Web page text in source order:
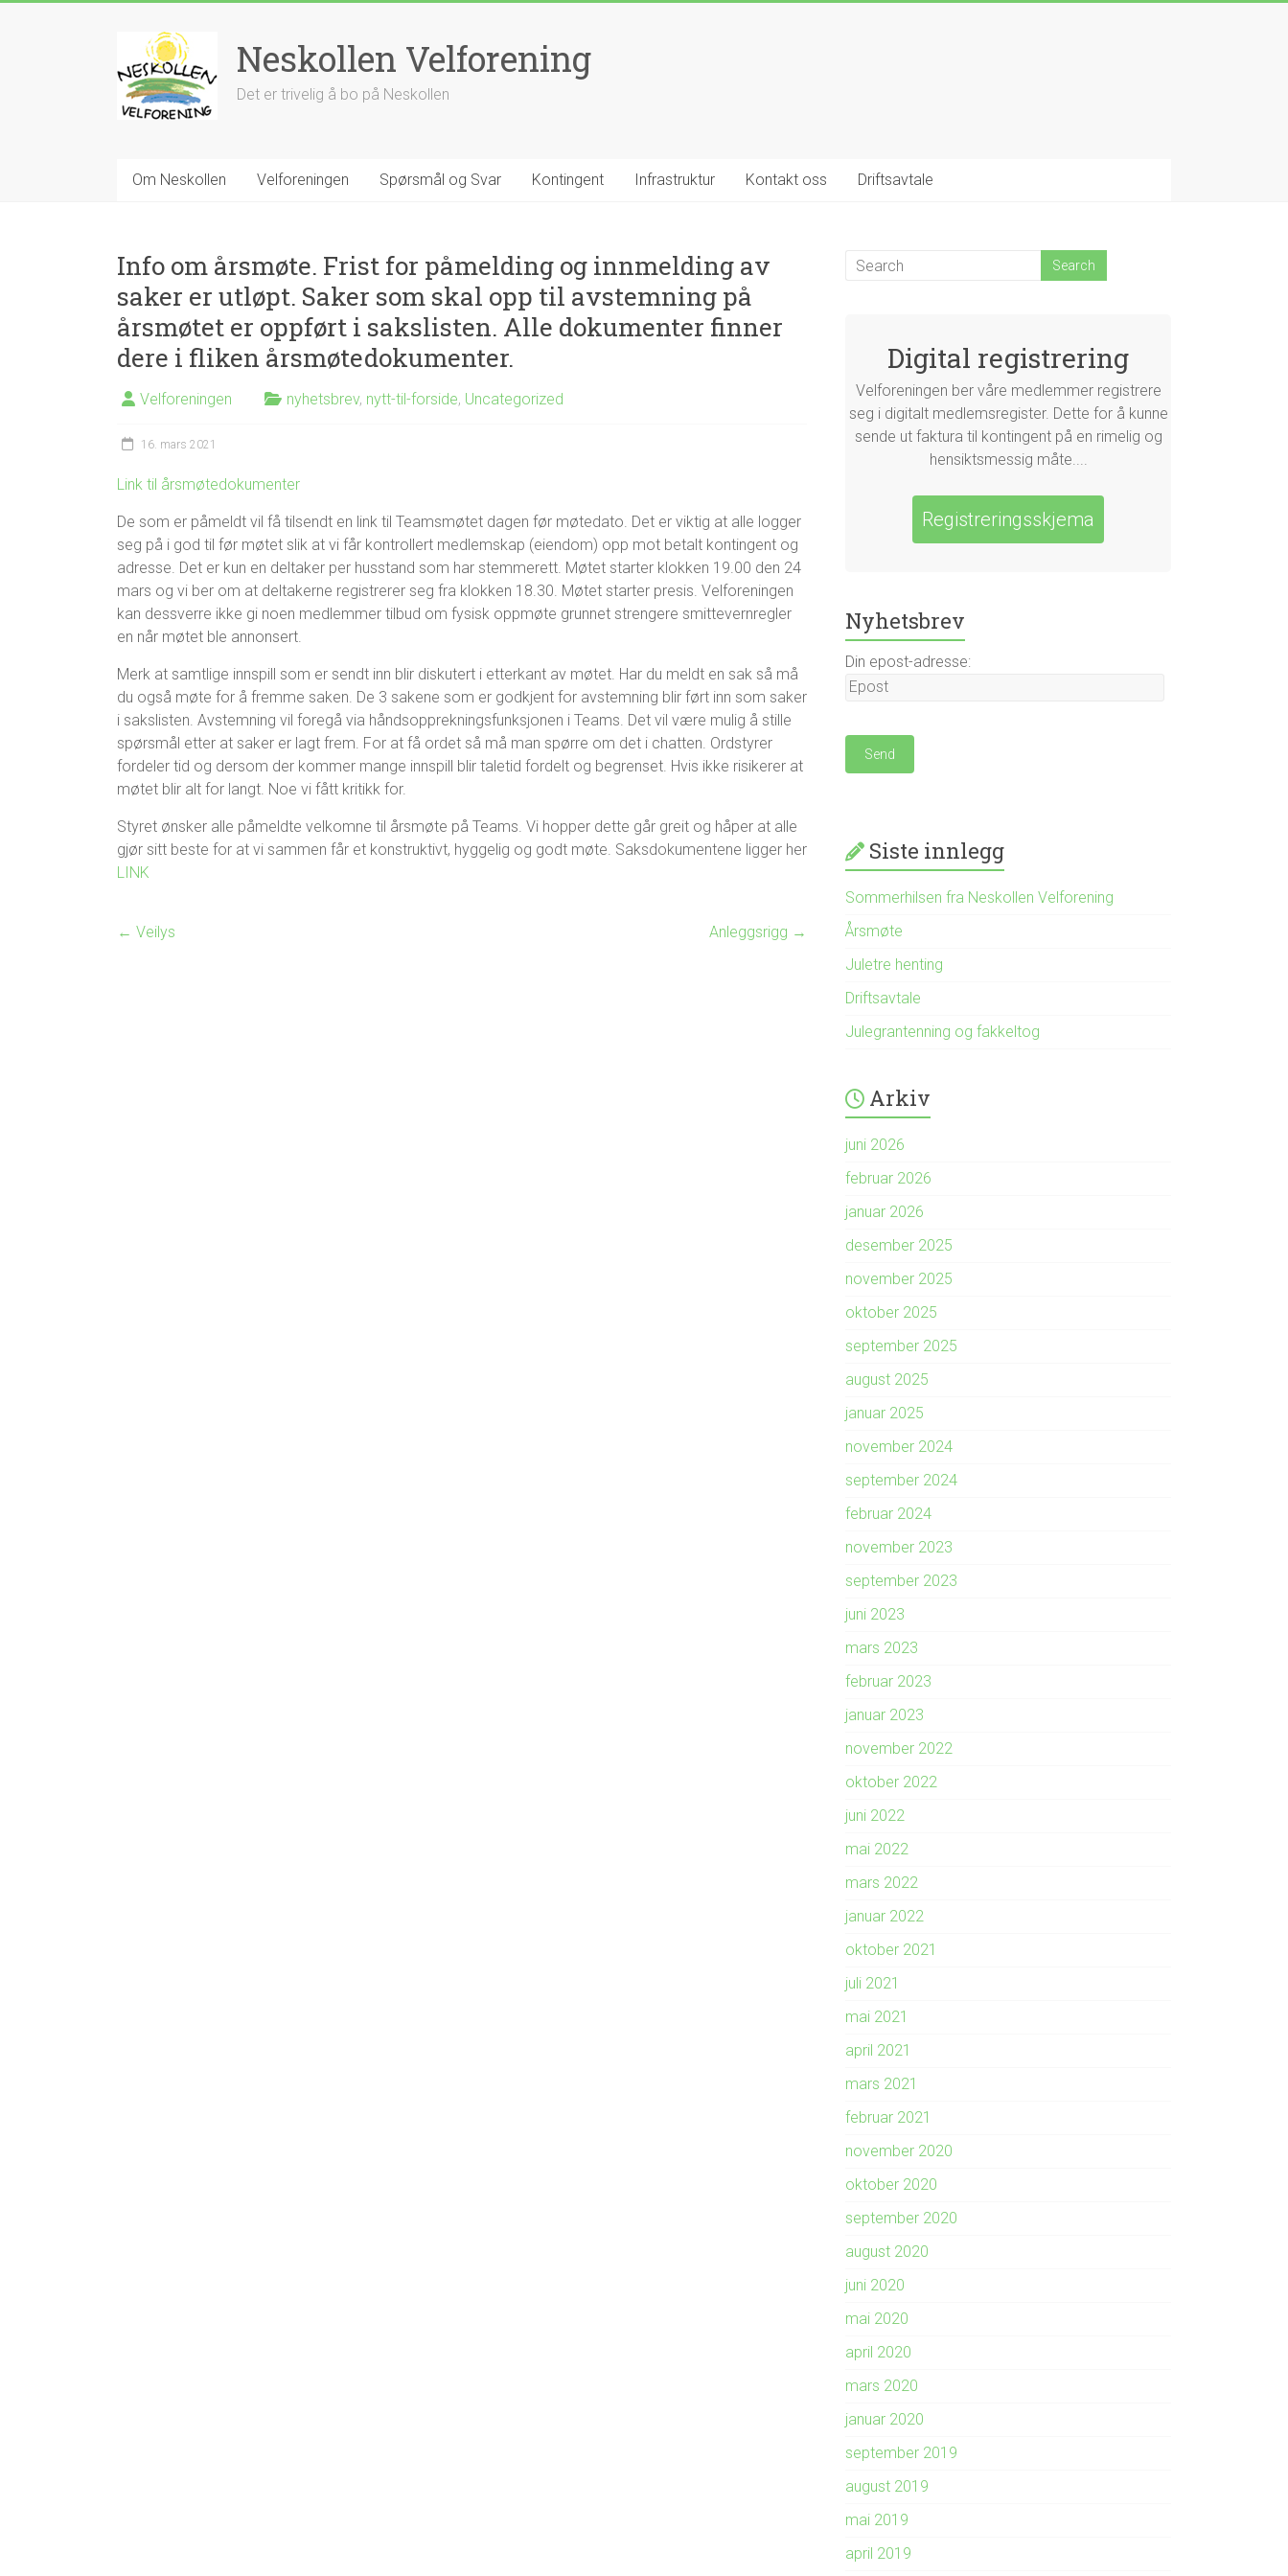
Neskollen Velforening
Det er trivelig å bo på Neskollen
Om Neskollen Velforeningen Spørsmål og Svar Kontingent Infrastruktur Kontakt oss Driftsavtale
Info om årsmøte. Frist for påmelding og innmelding av
saker er utløpt. Saker som skal opp til avstemning på
årsmøtet er oppført i sakslisten. Alle dokumenter finner
dere i fliken årsmøtedokumenter.
Velforeningen nyhetsbrev, nytt-til-forside, Uncategorized
16. mars 2021
Link til årsmøtedokumenter
De som er påmeldt vil få tilsendt en link til Teamsmøtet dagen før møtedato. Det er viktig at alle logger
seg på i god til før møtet slik at vi får kontrollert medlemskap (eiendom) opp mot betalt kontingent og
adresse. Det er kun en deltaker per husstand som har stemmerett. Møtet starter klokken 19.00 den 24
mars og vi ber om at deltakerne registrerer seg fra klokken 18.30. Møtet starter presis. Velforeningen
kan dessverre ikke gi noen medlemmer tilbud om fysisk oppmøte grunnet strengere smittevernregler
en når møtet ble annonsert.
Merk at samtlige innspill som er sendt inn blir diskutert i etterkant av møtet. Har du meldt en sak så må
du også møte for å fremme saken. De 3 sakene som er godkjent for avstemning blir ført inn som saker
i sakslisten. Avstemning vil foregå via håndsopprekningsfunksjonen i Teams. Det vil være mulig å stille
spørsmål etter at saker er lagt frem. For at få ordet så må man spørre om det i chatten. Ordstyrer
fordeler tid og dersom der kommer mange innspill blir taletid fordelt og begrenset. Hvis ikke risikerer at
møtet blir alt for langt. Noe vi fått kritikk for.
Styret ønsker alle påmeldte velkomne til årsmøte på Teams. Vi hopper dette går greit og håper at alle
gjør sitt beste for at vi sammen får et konstruktivt, hyggelig og godt møte. Saksdokumentene ligger her
LINK
← Veilys Anleggsrigg →
Digital registrering
Velforeningen ber våre medlemmer registrere
seg i digitalt medlemsregister. Dette for å kunne
sende ut faktura til kontingent på en rimelig og
hensiktsmessig måte....
Registreringsskjema
Nyhetsbrev
Din epost-adresse:
Siste innlegg
Sommerhilsen fra Neskollen Velforening
Årsmøte
Juletre henting
Driftsavtale
Julegrantenning og fakkeltog
Arkiv
juni 2026
februar 2026
januar 2026
desember 2025
november 2025
oktober 2025
september 2025
august 2025
januar 2025
november 2024
september 2024
februar 2024
november 2023
september 2023
juni 2023
mars 2023
februar 2023
januar 2023
november 2022
oktober 2022
juni 2022
mai 2022
mars 2022
januar 2022
oktober 2021
juli 2021
mai 2021
april 2021
mars 2021
februar 2021
november 2020
oktober 2020
september 2020
august 2020
juni 2020
mai 2020
april 2020
mars 2020
januar 2020
september 2019
august 2019
mai 2019
april 2019